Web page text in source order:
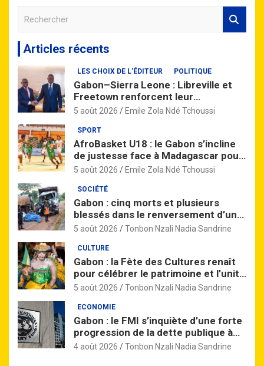
c
h
e
r
Articles récents
LES CHOIX DE L'ÉDITEUR POLITIQUE
Gabon–Sierra Leone : Libreville et
Freetown renforcent leur
partenariat à travers un vaste
5 août 2026 Emile Zola Ndé Tchoussi
SPORT
AfroBasket U18 : le Gabon s’incline
de justesse face à Madagascar pour
son entrée en lice
5 août 2026 Emile Zola Ndé Tchoussi
SOCIÉTÉ
Gabon : cinq morts et plusieurs
blessés dans le renversement d’un
camion près de Nzinga
5 août 2026 Tonbon Nzali Nadia Sandrine
CULTURE
Gabon : la Fête des Cultures renaît
pour célébrer le patrimoine et l’unité
nationale
5 août 2026 Tonbon Nzali Nadia Sandrine
ECONOMIE
Gabon : le FMI s’inquiète d’une forte
progression de la dette publique à
l’horizon 2027
4 août 2026 Tonbon Nzali Nadia Sandrine